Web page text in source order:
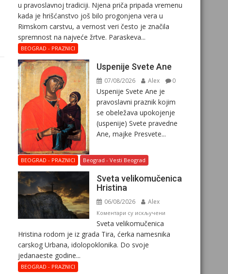
u pravoslavnoj tradiciji. Njena priča pripada vremenu
kada je hrišćanstvo još bilo progonjena vera u
Rimskom carstvu, a vernost veri često je značila
spremnost na najveće žrtve. Paraskeva...
BEOGRAD - PRAZNICI
Uspenije Svete Ane
07/08/2026 Alex 0
Uspenije Svete Ane je
pravoslavni praznik kojim
se obeležava upokojenje
(uspenije) Svete pravedne
Ane, majke Presvete...
BEOGRAD - PRAZNICI Beograd - Vesti Beograd
Svеta vеlikоmučеnica
Hristina
06/08/2026 Alex
Коментари су искљученина
vеlikоmučеnica
Svеta vеlikоmučеnica
Hristina rodom je iz grada Tira, ćerka namesnika
carskog Urbana, idolopoklonika. Dо svоје
јеdanaеstе gоdinе...
BEOGRAD - PRAZNICI